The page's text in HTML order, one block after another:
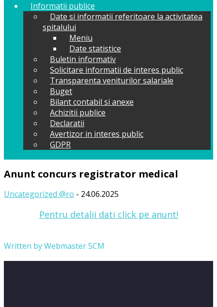
Informatii publice
Date si informatii referitoare la activitatea
spitalului
Meniu
Date statistice
Buletin informativ
Solicitare informatii de interes public
Transparenta veniturilor salariale
Buget
Bilant contabil si anexe
Achizitii publice
Declaratii
Avertizor in interes public
GDPR
Anunt concurs registrator medical
Uncategorized @ro - 24.06.2025
Pentru detalii dati click pe anunt!
Written byWebmaster SCM